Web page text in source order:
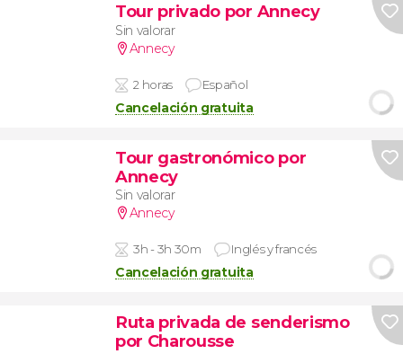
Tour privado por Annecy
Sin valorar
Annecy
2 horas Español
Cancelación gratuita
Tour gastronómico por
Annecy
Sin valorar
Annecy
3h - 3h 30m Inglés y francés
Cancelación gratuita
Ruta privada de senderismo
por Charousse